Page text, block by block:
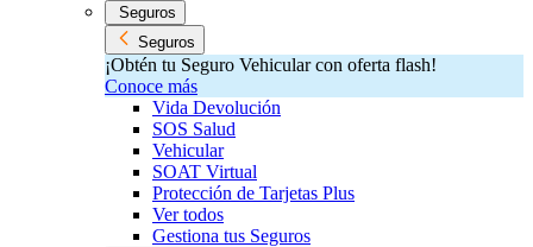
Seguros
Seguros
¡Obtén tu Seguro Vehicular con oferta flash!
Conoce más
Vida Devolución
SOS Salud
Vehicular
SOAT Virtual
Protección de Tarjetas Plus
Ver todos
Gestiona tus Seguros